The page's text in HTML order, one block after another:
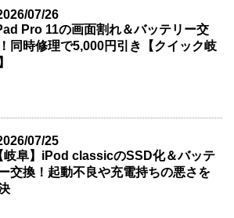
07/26
Pro 11の画面割れ＆バッテリー交
同時修理で5,000円引き【クイック岐
07/25
岐阜】iPod classicのSSD化＆バッテ
交換！起動不良や充電持ちの悪さを